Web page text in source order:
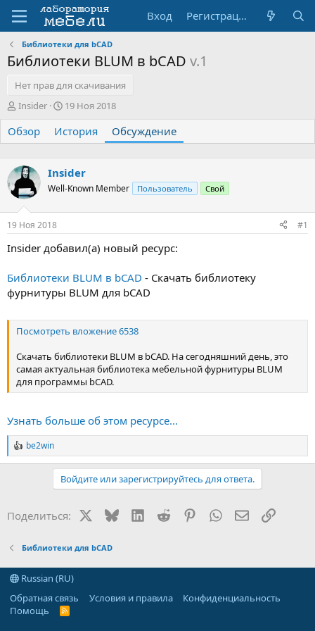
Вход Регистрация
Библиотеки для bCAD
Библиотеки BLUM в bCAD v.1
Нет прав для скачивания
А
т
о
т
е
м
ы
Insider
Д
т
а
а
а
19 Ноя 2018
Обзор История Обсуждение
Insider
Well-Known Member Пользователь Свой
19 Ноя 2018 #1
Insider добавил(а) новый ресурс:
Библиотеки BLUM в bCAD - Скачать библиотеку
фурнитуры BLUM для bCAD
Посмотреть вложение 6538
Скачать библиотеки BLUM в bCAD. На сегодняшний день, это
самая актуальная библиотека мебельной фурнитуры BLUM
для программы bCAD.
Узнать больше об этом ресурсе...
Р
е
и
be2win
Войдите или зарегистрируйтесь для ответа.
Поделиться: BlueskyLinkedIn
Reddit PinterestWhatsApp Ссылка
Библиотеки для bCAD
Russian (RU)
Обратная связь
Условия и правила
Конфиденциальность
Помощь
R